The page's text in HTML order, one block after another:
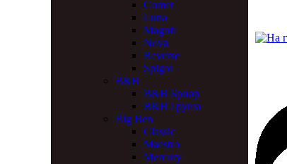
Comet
Luna
Magnit
Nova
Reverse
Spigot
B&B
B&B Бриар
B&B Груша
Big Ben
Classic
Maestro
Mercury